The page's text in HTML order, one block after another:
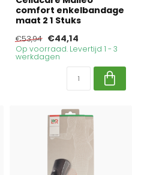
comfort enkelbandage
maat 2 1 Stuks
€53,94 €44,14
Op voorraad. Levertijd 1 - 3
werkdagen